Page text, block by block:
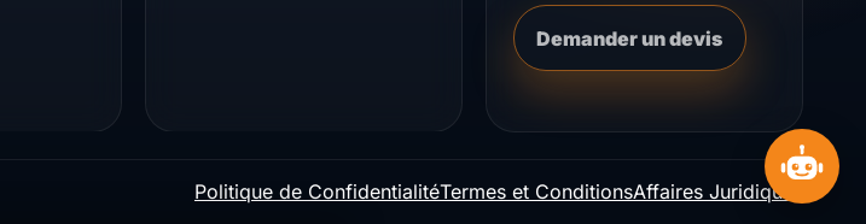
Demander un devis
Politique de ConfidentialitéTermes et ConditionsAffaires Juridiques